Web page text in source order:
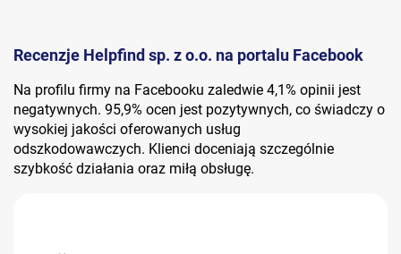
Recenzje Helpfind sp. z o.o. na portalu Facebook
Na profilu firmy na Facebooku zaledwie 4,1% opinii jest
negatywnych. 95,9% ocen jest pozytywnych, co świadczy o
wysokiej jakości oferowanych usług
odszkodowawczych. Klienci doceniają szczególnie
szybkość działania oraz miłą obsługę.